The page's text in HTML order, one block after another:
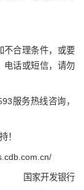
不合理条件，或要
电话或短信，请勿
服务热线咨询，
！
国家开发银行